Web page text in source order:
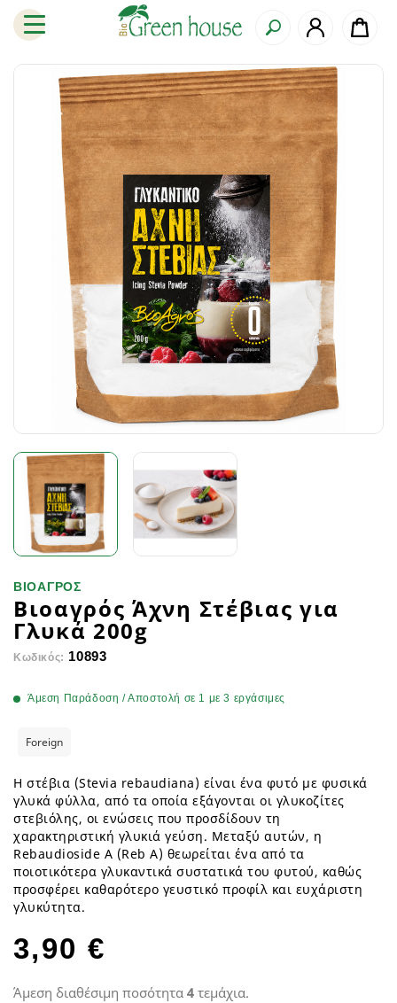
ΒΙΟΑΓΡΟΣ
Βιοαγρός Άχνη Στέβιας για
Γλυκά 200g
Κωδικός: 10893
Άμεση Παράδοση / Αποστολή σε 1 με 3 εργάσιμες
Foreign
Η στέβια (Stevia rebaudiana) είναι ένα φυτό με φυσικά
γλυκά φύλλα, από τα οποία εξάγονται οι γλυκοζίτες
στεβιόλης, οι ενώσεις που προσδίδουν τη
χαρακτηριστική γλυκιά γεύση. Μεταξύ αυτών, η
Rebaudioside A (Reb A) θεωρείται ένα από τα
ποιοτικότερα γλυκαντικά συστατικά του φυτού, καθώς
προσφέρει καθαρότερο γευστικό προφίλ και ευχάριστη
γλυκύτητα.
3,90 €
Άμεση διαθέσιμη ποσότητα 4 τεμάχια.